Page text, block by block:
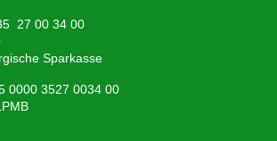
27 00 34 00
Sparkasse
0000 3527 0034 00